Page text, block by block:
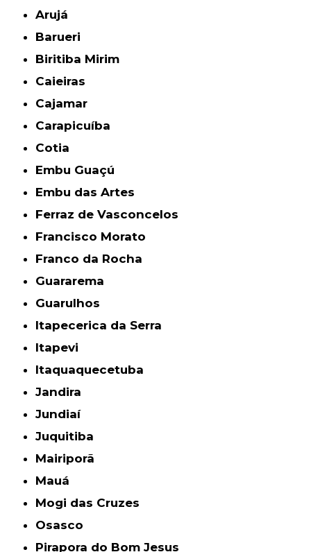
Arujá
Barueri
Biritiba Mirim
Caieiras
Cajamar
Carapicuíba
Cotia
Embu Guaçú
Embu das Artes
Ferraz de Vasconcelos
Francisco Morato
Franco da Rocha
Guararema
Guarulhos
Itapecerica da Serra
Itapevi
Itaquaquecetuba
Jandira
Jundiaí
Juquitiba
Mairiporã
Mauá
Mogi das Cruzes
Osasco
Pirapora do Bom Jesus